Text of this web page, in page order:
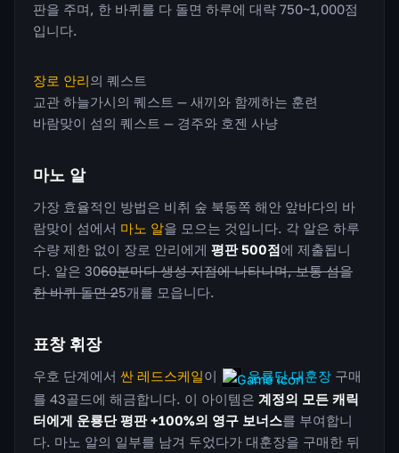
판을 주며, 한 바퀴를 다 돌면 하루에 대략 750~1,000점
입니다.
장로 안리의 퀘스트
교관 하늘가시의 퀘스트 — 새끼와 함께하는 훈련
바람맞이 섬의 퀘스트 — 경주와 호젠 사냥
마노 알
가장 효율적인 방법은 비취 숲 북동쪽 해안 앞바다의 바
람맞이 섬에서 마노 알을 모으는 것입니다. 각 알은 하루
수량 제한 없이 장로 안리에게 평판 500점에 제출됩니
다. 알은 3060분마다 생성 지점에 나타나며, 보통 섬을
한 바퀴 돌면 25개를 모읍니다.
표창 휘장
우호 단계에서 싼 레드스케일이 운룡단 대훈장 구매
를 43골드에 해금합니다. 이 아이템은 계정의 모든 캐릭
터에게 운룡단 평판 +100%의 영구 보너스를 부여합니
다. 마노 알의 일부를 남겨 두었다가 대훈장을 구매한 뒤